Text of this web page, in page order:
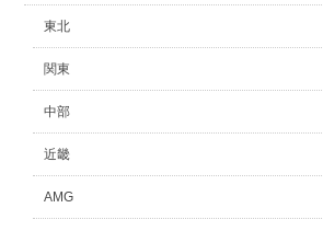
東北
関東
中部
近畿
AMG